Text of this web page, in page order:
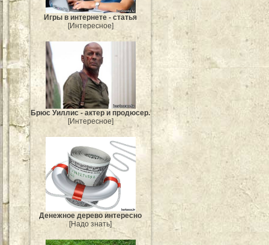
Игры в интернете - статья
[Интересное]
Брюс Уиллис - актер и продюсер.
[Интересное]
Денежное дерево интересно
[Надо знать]